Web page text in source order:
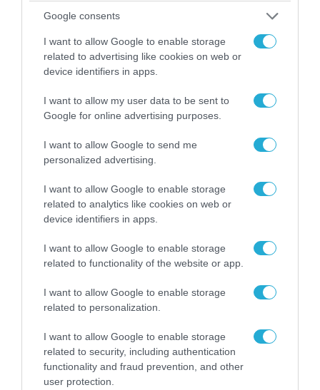
Google consents
I want to allow Google to enable storage
related to advertising like cookies on web or
device identifiers in apps.
I want to allow my user data to be sent to
Google for online advertising purposes.
I want to allow Google to send me
personalized advertising.
I want to allow Google to enable storage
related to analytics like cookies on web or
device identifiers in apps.
I want to allow Google to enable storage
related to functionality of the website or app.
I want to allow Google to enable storage
related to personalization.
I want to allow Google to enable storage
related to security, including authentication
functionality and fraud prevention, and other
user protection.
06.08.2026 | 14:02
«Επιχείρηση ελεύθερα πεζοδρόμια» στην
Αθήνα: Απομακρύνθηκαν παράνομα
αντικείμενα από κοινόχρηστους χώρους